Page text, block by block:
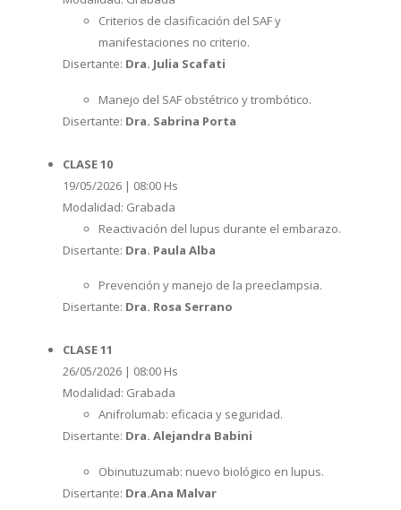
Criterios de clasificación del SAF y
manifestaciones no criterio.
Disertante: Dra. Julia Scafati
Manejo del SAF obstétrico y trombótico.
Disertante: Dra. Sabrina Porta
CLASE 10
19/05/2026 | 08:00 Hs
Modalidad: Grabada
Reactivación del lupus durante el embarazo.
Disertante: Dra. Paula Alba
Prevención y manejo de la preeclampsia.
Disertante: Dra. Rosa Serrano
CLASE 11
26/05/2026 | 08:00 Hs
Modalidad: Grabada
Anifrolumab: eficacia y seguridad.
Disertante: Dra. Alejandra Babini
Obinutuzumab: nuevo biológico en lupus.
Disertante: Dra.Ana Malvar